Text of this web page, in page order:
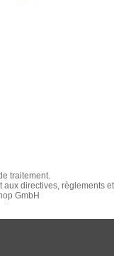
traitement.
directives, règlements
GmbH